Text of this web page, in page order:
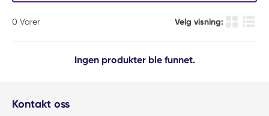
0 Varer Velg visning:
Ingen produkter ble funnet.
Kontakt oss